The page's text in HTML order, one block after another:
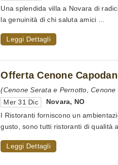
Una splendida villa a Novara di
la genuinità di chi saluta amici ...
Leggi Dettagli
Offerta Cenone
(Cenone Serata e Pernotto, Cenone
Mer 31 Dic
Novara, NO
I Ristoranti forniscono un
gusto, sono tutti ristoranti di qualità a
Leggi Dettagli